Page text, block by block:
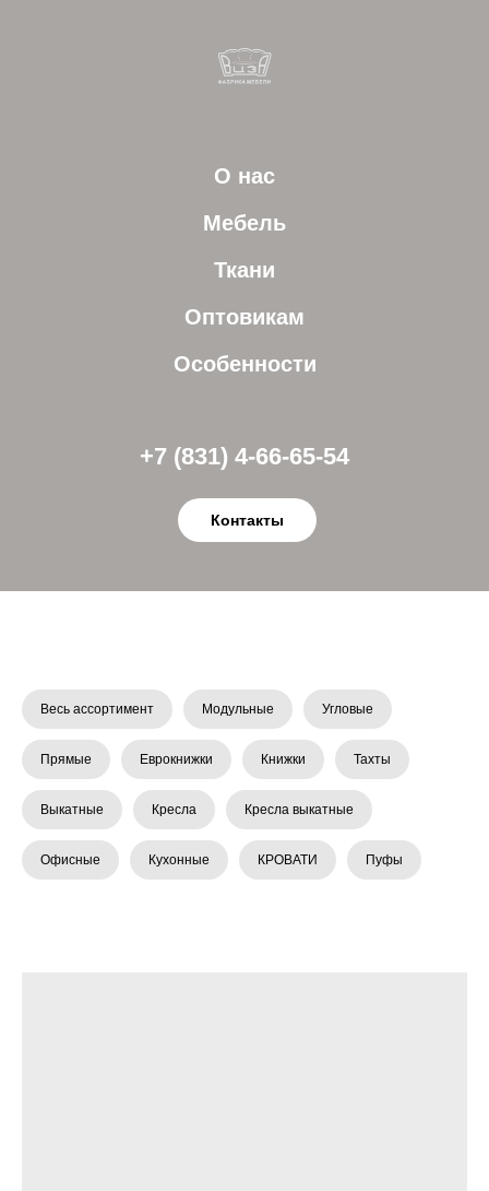
О нас
Мебель
Ткани
Оптовикам
Особенности
+7 (831) 4-66-65-54
Контакты
Весь ассортимент Модульные Угловые
Прямые Еврокнижки Книжки Тахты
Выкатные Кресла Кресла выкатные
Офисные Кухонные КРОВАТИ Пуфы